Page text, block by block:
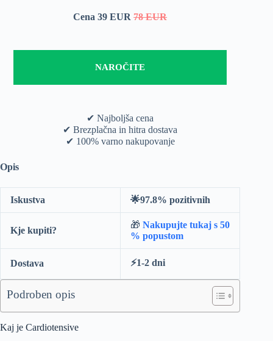
Cena 39 EUR78 EUR
NAROČITE
✔ Najboljša cena
✔ Brezplačna in hitra dostava
✔ 100% varno nakupovanje
Opis
Iskustva 🌟97.8% pozitivnih
Kje kupiti?
🎁 Nakupujte tukaj s 50
% popustom
Dostava ⚡️1-2 dni
Podroben opis
Kaj je Cardiotensive